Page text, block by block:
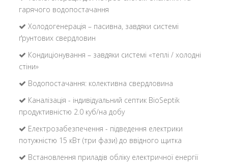
гарячого водопостачання
Холодогенерація – пасивна, завдяки системі
ґрунтових свердловин
Кондиціонування – завдяки системі «теплі / холодні
стіни»
Водопостачання: колективна свердловина
Каналізація - індивідуальний септик BioSeptik
продуктивністю 2.0 куб/на добу
Електрозабезпечення - підведення електрики
потужністю 15 кВт (три фази) до ввідного щитка
Встановлення приладів обліку електричної енергії